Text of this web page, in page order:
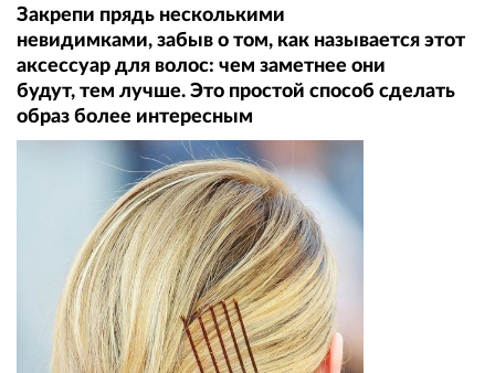
Закрепи прядь несколькими
невидимками, забыв о том, как называется этот
аксессуар для волос: чем заметнее они
будут, тем лучше. Это простой способ сделать
образ более интересным